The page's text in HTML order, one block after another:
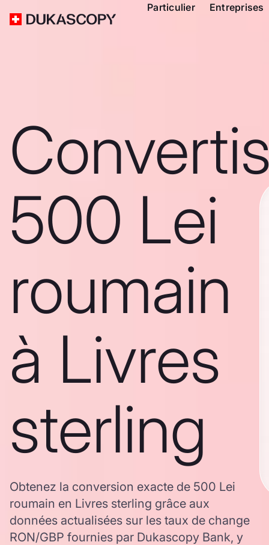
Particulier Entreprises
500 Lei
roumain
à Livres
sterling
Obtenez la conversion exacte de 500 Lei
roumain en Livres sterling grâce aux
données actualisées sur les taux de change
RON/GBP fournies par Dukascopy Bank, y